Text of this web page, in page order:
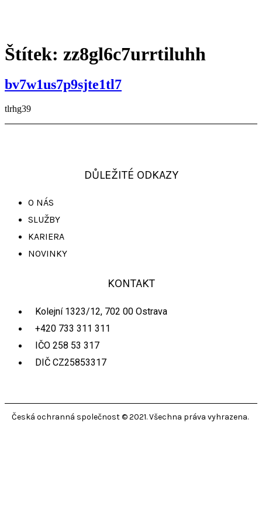
Štítek: zz8gl6c7urrtiluhh
bv7w1us7p9sjte1tl7
tlrhg39
DŮLEŽITÉ ODKAZY
O NÁS
SLUŽBY
KARIERA
NOVINKY
KONTAKT
Kolejní 1323/12, 702 00 Ostrava
+420 733 311 311
IČO 258 53 317
DIČ CZ25853317
Česká ochranná společnost © 2021. Všechna práva vyhrazena.